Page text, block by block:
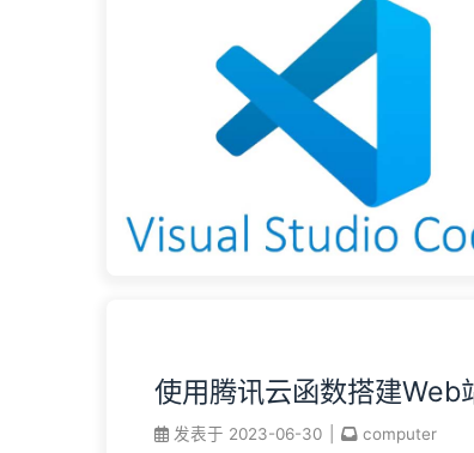
使用腾讯云函数搭建Web
发表于 2023-06-30 computer